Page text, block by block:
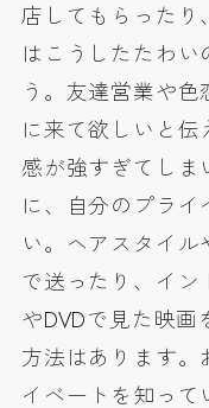
店してもらったり
はこうしたたわい
う。友達営業や
に来て欲しいと
感が強すぎてしま
に、自分のプラ
い。ヘアスタイ
で送ったり、イン
やDVDで見た映画
方法はあります。
イベートを知って